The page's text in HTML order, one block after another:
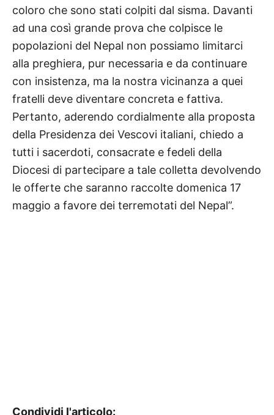
coloro che sono stati colpiti dal sisma. Davanti
ad una così grande prova che colpisce le
popolazioni del Nepal non possiamo limitarci
alla preghiera, pur necessaria e da continuare
con insistenza, ma la nostra vicinanza a quei
fratelli deve diventare concreta e fattiva.
Pertanto, aderendo cordialmente alla proposta
della Presidenza dei Vescovi italiani, chiedo a
tutti i sacerdoti, consacrate e fedeli della
Diocesi di partecipare a tale colletta devolvendo
le offerte che saranno raccolte domenica 17
maggio a favore dei terremotati del Nepal”.
Condividi l'articolo: